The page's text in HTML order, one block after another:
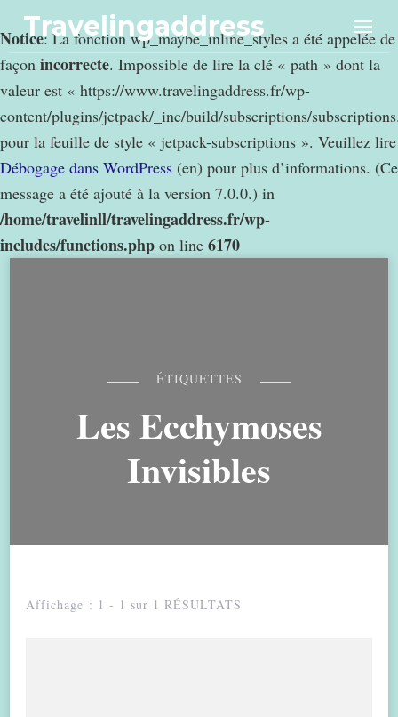
Notice: La fonction wp_maybe_inline_styles a été appelée de
façon incorrecte. Impossible de lire la clé « path » dont la
valeur est « https://www.travelingaddress.fr/wp-
content/plugins/jetpack/_inc/build/subscriptions/
pour la feuille de style « jetpack-subscriptions ». Veuillez lire
Débogage dans WordPress (en) pour plus d’informations. (Ce
message a été ajouté à la version 7.0.0.) in
/home/travelinll/travelingaddress.fr/wp-
includes/functions.php on line 6170
Travelingaddress
ÉTIQUETTES
Les Ecchymoses
Invisibles
Affichage : 1 - 1 sur 1 RÉSULTATS